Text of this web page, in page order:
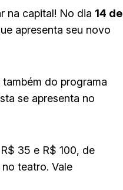
na capital! No dia 14 de
apresenta seu novo
do programa
se apresenta no
35 e R$ 100, de
teatro. Vale